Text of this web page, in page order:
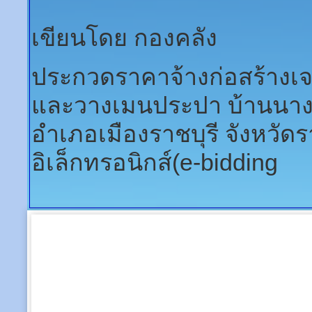
เขียนโดย กองคลัง
ประกวดราคาจ้างก่อสร้าง
และวางเมนประปา บ้านน
อำเภอเมืองราชบุรี จังหวัด
อิเล็กทรอนิกส์(e-bidding